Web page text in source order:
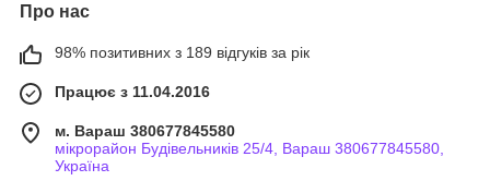
Про нас
98% позитивних з 189 відгуків за рік
Працює з 11.04.2016
м. Вараш 380677845580
мікрорайон Будівельників 25/4, Вараш 380677845580,
Україна